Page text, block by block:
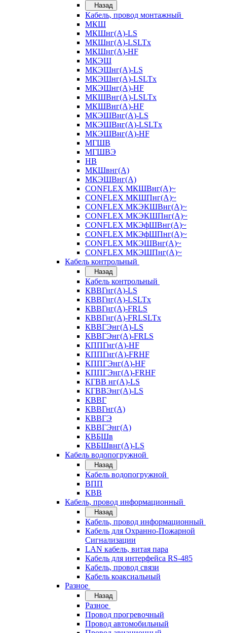
Назад
Кабель, провод монтажный
МКШ
МКШнг(А)-LS
МКШнг(А)-LSLTx
МКШнг(А)-HF
МКЭШ
МКЭШнг(А)-LS
МКЭШнг(А)-LSLTx
МКЭШнг(А)-HF
МКШВнг(A)-LSLTx
МКШВнг(А)-HF
МКЭШВнг(А)-LS
МКЭШВнг(A)-LSLTx
МКЭШВнг(А)-HF
МГШВ
МГШВЭ
НВ
МКШвнг(А)
МКЭШВнг(А)
CONFLEX МКШВнг(А)~
CONFLEX МКШПнг(А)~
CONFLEX МКЭКШВнг(А)~
CONFLEX МКЭКШПнг(А)~
CONFLEX МКЭфШВнг(А)~
CONFLEX МКЭфШПнг(А)~
CONFLEX МКЭШВнг(А)~
CONFLEX МКЭШПнг(А)~
Кабель контрольный
Назад
Кабель контрольный
КВВГнг(А)-LS
КВВГнг(А)-LSLTx
КВВГнг(А)-FRLS
КВВГнг(А)-FRLSLTx
КВВГЭнг(А)-LS
КВВГЭнг(А)-FRLS
КППГнг(А)-HF
КППГнг(А)-FRHF
КППГЭнг(А)-HF
КППГЭнг(А)-FRHF
КГВВ нг(А)-LS
КГВВЭнг(А)-LS
КВВГ
КВВГнг(А)
КВВГЭ
КВВГЭнг(А)
КВБШв
КВБШвнг(А)-LS
Кабель водопогружной
Назад
Кабель водопогружной
ВПП
КВВ
Кабель, провод информационный
Назад
Кабель, провод информационный
Кабель для Охранно-Пожарной
Сигнализации
LAN кабель, витая пара
Кабель для интерфейса RS-485
Кабель, провод связи
Кабель коаксиальный
Разное
Назад
Разное
Провод прогревочный
Провод автомобильный